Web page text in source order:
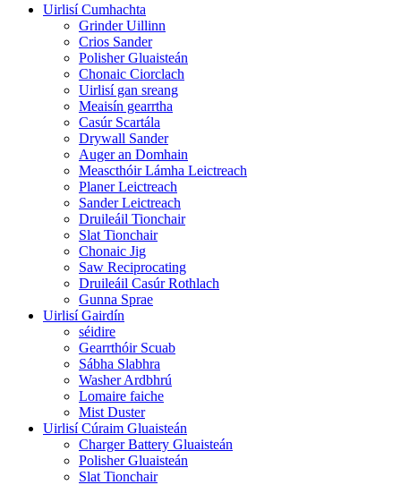
Uirlisí Cumhachta
Grinder Uillinn
Crios Sander
Polisher Gluaisteán
Chonaic Ciorclach
Uirlisí gan sreang
Meaisín gearrtha
Casúr Scartála
Drywall Sander
Auger an Domhain
Meascthóir Lámha Leictreach
Planer Leictreach
Sander Leictreach
Druileáil Tionchair
Slat Tionchair
Chonaic Jig
Saw Reciprocating
Druileáil Casúr Rothlach
Gunna Sprae
Uirlisí Gairdín
séidire
Gearrthóir Scuab
Sábha Slabhra
Washer Ardbhrú
Lomaire faiche
Mist Duster
Uirlisí Cúraim Gluaisteán
Charger Battery Gluaisteán
Polisher Gluaisteán
Slat Tionchair